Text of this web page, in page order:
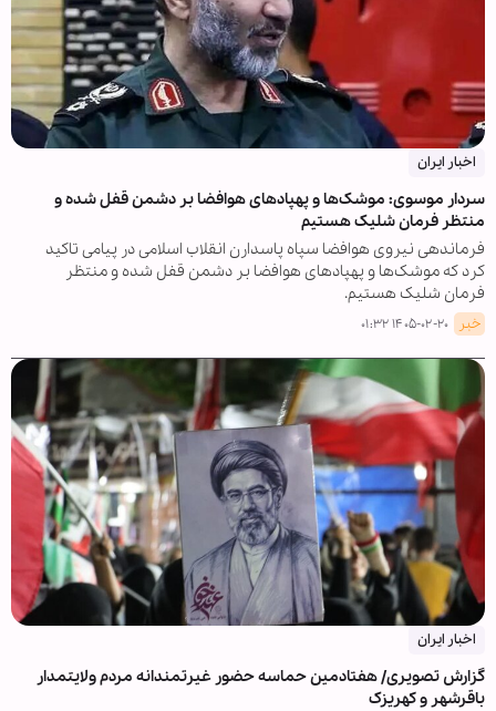
اخبار ایران
سردار موسوی: موشک‌ها و پهپادهای هوافضا بر دشمن قفل شده و
منتظر فرمان شلیک هستیم
فرماندهی نیروی هوافضا سپاه پاسدارن انقلاب اسلامی در پیامی تاکید
کرد که موشک‌ها و پهپادهای هوافضا بر دشمن قفل شده و منتظر
فرمان شلیک هستیم.
خبر ۱۴۰۵-۰۲-۲۰ ۰۱:۳۲
اخبار ایران
گزارش تصویری/ هفتادمین حماسه حضور غیرتمندانه مردم ولایتمدار
باقرشهر و کهریزک